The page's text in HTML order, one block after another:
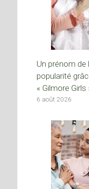
Un prénom de
popularité
« Gilmore Girls
6 août 2026